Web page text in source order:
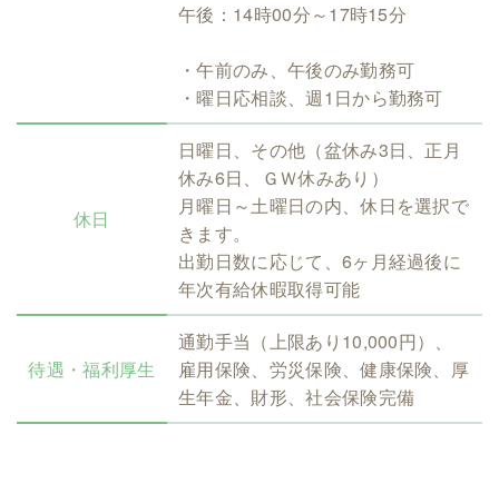
午後：14時00分～17時15分
・午前のみ、午後のみ勤務可
・曜日応相談、週1日から勤務可
休日
日曜日、その他（盆休み3日、正月
休み6日、ＧＷ休みあり）
月曜日～土曜日の内、休日を選択で
きます。
出勤日数に応じて、6ヶ月経過後に
年次有給休暇取得可能
待遇・福利厚生
通勤手当（上限あり10,000円）、
雇用保険、労災保険、健康保険、厚
生年金、財形、社会保険完備